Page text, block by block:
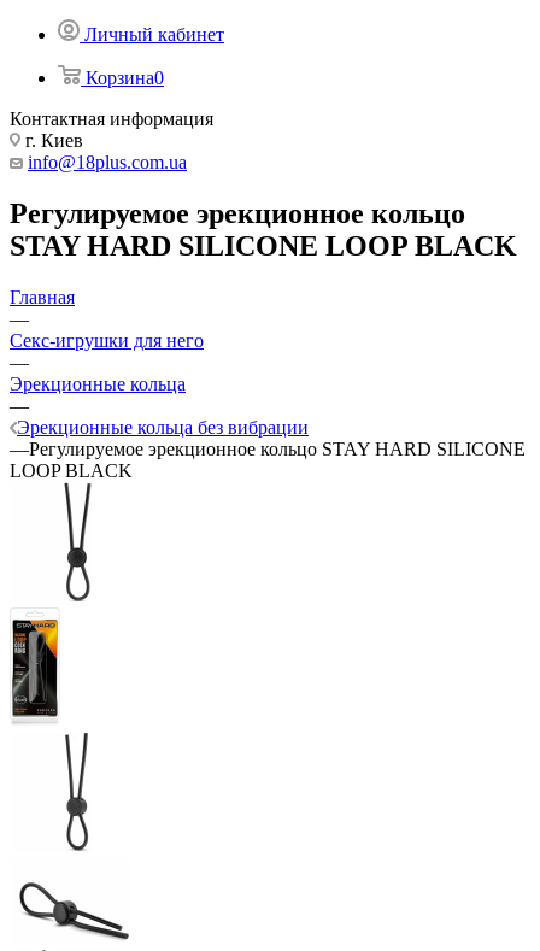
Личный кабинет
Корзина0
Контактная информация
г. Киев
info@18plus.com.ua
Регулируемое эрекционное кольцо
STAY HARD SILICONE LOOP BLACK
Главная
—
Секс-игрушки для него
—
Эрекционные кольца
—
Эрекционные кольца без вибрации
—Регулируемое эрекционное кольцо STAY HARD SILICONE
LOOP BLACK